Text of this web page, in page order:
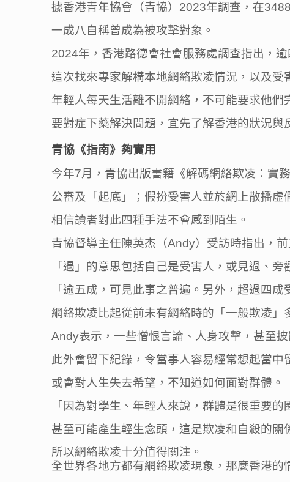
據香港青年協會（青協）2023年調查，在
一成八自稱曾成為被攻擊對象。
2024年，香港路德會社會服務處調查指出，
這次找來專家解構本地網絡欺凌情況，以及受
年輕人每天生活離不開網絡，不可能要求他
要對症下藥解決問題，宜先了解香港的狀況與
青協《指南》夠實用
今年7月，青協出版書籍《解碼網絡欺凌：實
公審及「起底」；假扮受害人並於網上散播
相信讀者對此四種手法不會感到陌生。
青協督導主任陳英杰（Andy）受訪時指出，
「遇」的意思包括自己是受害人，或見過、
「逾五成，可見此事之普遍。另外，超過四
網絡欺凌比起從前未有網絡時的「一般欺凌」
Andy表示，一些憎恨言論、人身攻擊，甚至
此外會留下紀錄，令當事人容易經常想起當
或會對人生失去希望，不知道如何面對群體。
「因為對學生、年輕人來說，群體是很重要
甚至可能產生輕生念頭，這是欺凌和自殺的
所以網絡欺凌十分值得關注。
全世界各地方都有網絡欺凌現象，那麼香港的